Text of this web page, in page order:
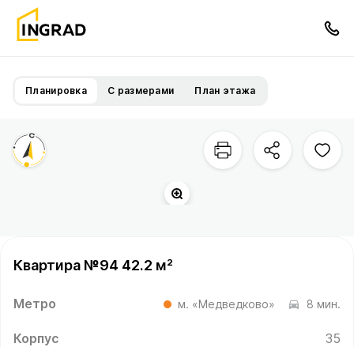
Планировка С размерами План этажа
Квартира №94 42.2 м²
Метро м. «Медведково» 8 мин.
Корпус 35